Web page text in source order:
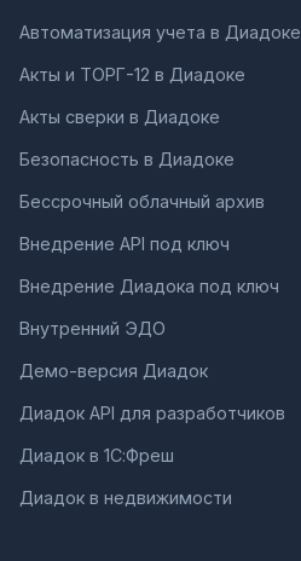
Автоматизация учета в Диадоке
Акты и ТОРГ-12 в Диадоке
Акты сверки в Диадоке
Безопасность в Диадоке
Бессрочный облачный архив
Внедрение API под ключ
Внедрение Диадока под ключ
Внутренний ЭДО
Демо-версия Диадок
Диадок API для разработчиков
Диадок в 1С:Фреш
Диадок в недвижимости